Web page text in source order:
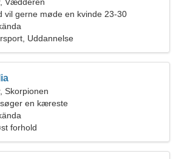
vil gerne møde en kvinde 23-30
Uddannelse
Skorpionen
en kæreste
forhold